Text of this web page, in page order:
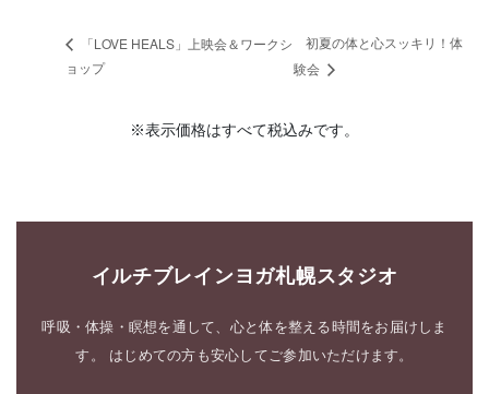
「LOVE HEALS」上映会＆ワークシ
ョップ
初夏の体と心スッキリ！体
験会
※表示価格はすべて税込みです。
イルチブレインヨガ札幌スタジオ
呼吸・体操・瞑想を通して、心と体を整える時間をお届けしま
す。 はじめての方も安心してご参加いただけます。